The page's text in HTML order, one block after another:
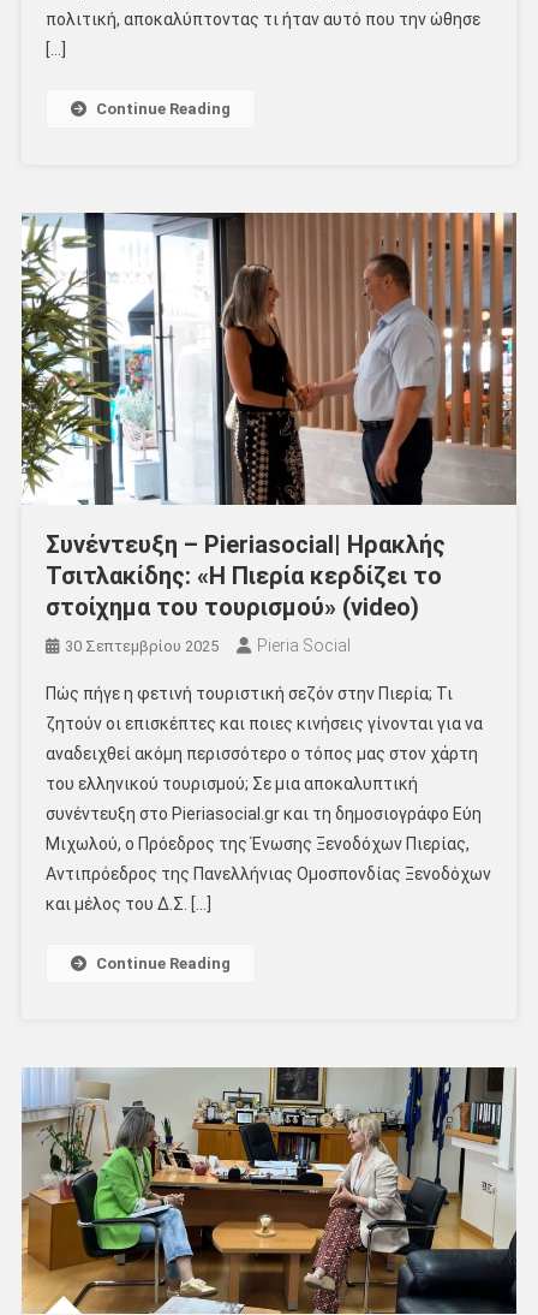
πολιτική, αποκαλύπτοντας τι ήταν αυτό που την ώθησε
[…]
Continue Reading
Συνέντευξη – Pieriasocial| Ηρακλής
Τσιτλακίδης: «Η Πιερία κερδίζει το
στοίχημα του τουρισμού» (video)
30 Σεπτεμβρίου 2025 Pieria Social
Πώς πήγε η φετινή τουριστική σεζόν στην Πιερία; Τι
ζητούν οι επισκέπτες και ποιες κινήσεις γίνονται για να
αναδειχθεί ακόμη περισσότερο ο τόπος μας στον χάρτη
του ελληνικού τουρισμού; Σε μια αποκαλυπτική
συνέντευξη στο Pieriasocial.gr και τη δημοσιογράφο Εύη
Μιχωλού, ο Πρόεδρος της Ένωσης Ξενοδόχων Πιερίας,
Αντιπρόεδρος της Πανελλήνιας Ομοσπονδίας Ξενοδόχων
και μέλος του Δ.Σ. […]
Continue Reading